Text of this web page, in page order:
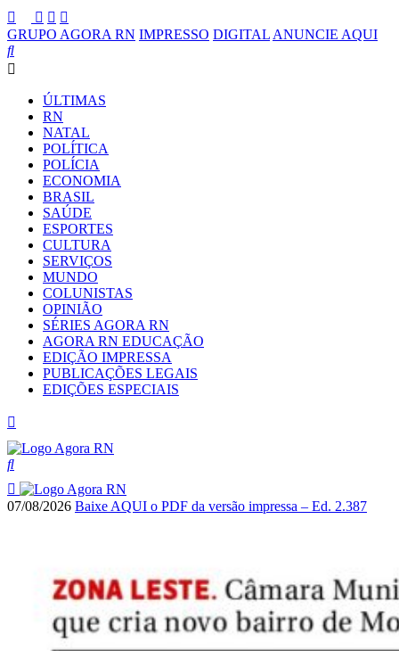
GRUPO AGORA RN IMPRESSO DIGITAL ANUNCIE AQUI
ÚLTIMAS
RN
NATAL
POLÍTICA
POLÍCIA
ECONOMIA
BRASIL
SAÚDE
ESPORTES
CULTURA
SERVIÇOS
MUNDO
COLUNISTAS
OPINIÃO
SÉRIES AGORA RN
AGORA RN EDUCAÇÃO
EDIÇÃO IMPRESSA
PUBLICAÇÕES LEGAIS
EDIÇÕES ESPECIAIS
07/08/2026 Baixe AQUI o PDF da versão impressa – Ed. 2.387